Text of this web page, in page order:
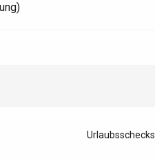
Urlaubsschecks